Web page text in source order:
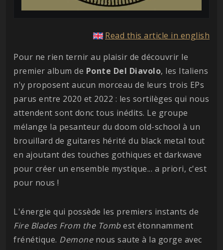
Read this article in english
Pour ne rien ternir au plaisir de découvrir le
premier album de Ponte Del Diavolo, les Italiens
n'y proposent aucun morceau de leurs trois EPs
parus entre 2020 et 2022 : les sortilèges qui nous
attendent sont donc tous inédits. Le groupe
mélange la pesanteur du doom old-school à un
brouillard de guitares hérité du black metal tout
en ajoutant des touches gothiques et darkwave
pour créer un ensemble mystique... a priori, c'est
pour nous !
L'énergie qui possède les premiers instants de
Fire Blades From the Tombest étonnamment
frénétique. Demonenous saute à la gorge avec